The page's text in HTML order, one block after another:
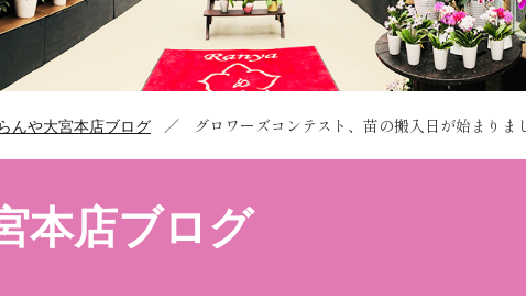
らんや大宮本店ブログ ／ グロワーズコンテスト、苗の搬入日が始まりま
本店ブログ